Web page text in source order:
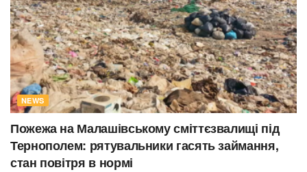
NEWS
Пожежа на Малашівському сміттєзвалищі під
Тернополем: рятувальники гасять займання,
стан повітря в нормі